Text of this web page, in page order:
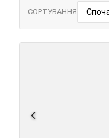
СОРТУВАННЯ